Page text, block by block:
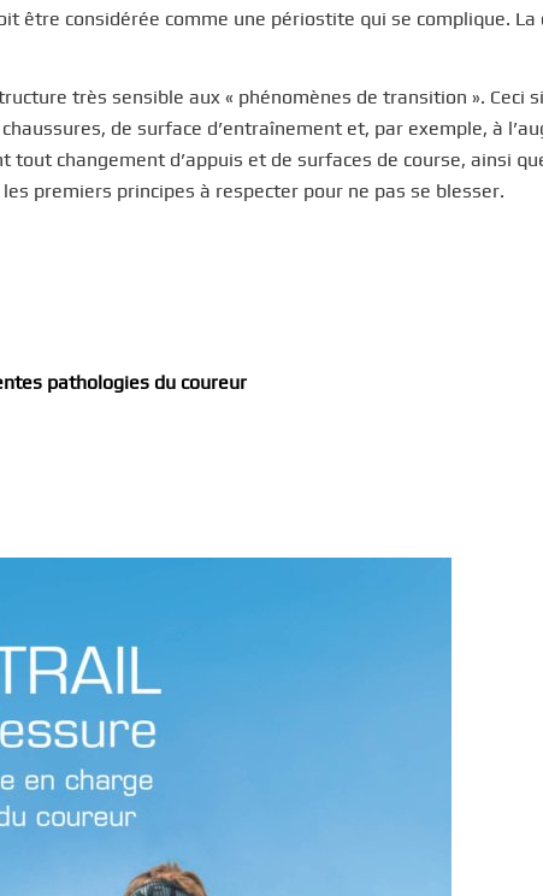
être considérée comme une périostite qui se complique. La
très sensible aux « phénomènes de transition ». Ceci
de surface d’entraînement et, par exemple, à
tout changement d’appuis et de surfaces de course, ainsi
premiers principes à respecter pour ne pas se blesser.
pathologies du coureur